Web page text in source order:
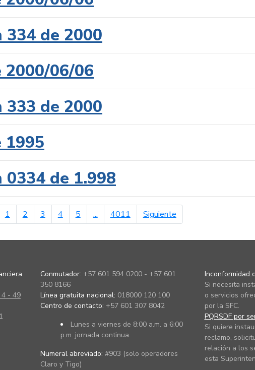
334 de 2000
2000/06/06
333 de 2000
1995
0334 de 1.998
anterior
1 2 3 4 5 ... 4011 Siguientepágina siguiente
4 - 49
Conmutador: +57 601 594 0200 - +57 601
350 8166
Línea gratuita nacional: 018000 120 100
Centro de contacto: +57 601 307 8042
Lunes a viernes de 8:00 a.m. a 6:00
p.m. jornada continua.
Numeral abreviado: #903 (solo operadores
Claro y Tigo)
Inconformidad
Si necesita
o servicios
por la SFC.
PQRSDF por
Si quiere
reclamo,
relación a los
esta